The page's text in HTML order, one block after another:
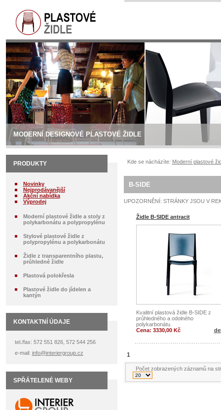
MODERNÍ DESIGNOVÉ PLASTOVÉ ŽIDLE
PRODUKTY
Novinky
Nejprodávanější
Akční nabídka
Výprodej
Moderní plastové židle a stoly z
polykarbonátu a polypropylénu
Stylové plastové židle z
polypropylénu a polykarbonátu
Židle z transparentního plastu,
průhledné židle
Plastová polokřesla
Plastové židle do jídelen a
kantýn
KONTAKTNÍ ÚDAJE
tel./fax: 572 551 826, 572 544 256
e-mail: info@interiergroup.cz
SPŘÁTELENÉ WEBY
Kde se nácházíte: Moderní plastové
B-SIDE
UPOZORNĚNÍ: STRÁNKY JSOU V
Židle B-SIDE antracit
Kvalitní plastová židle B-SIDE z
průhledného a odolného
polykarbonátu.
Cena: 3330,00 Kč
1
Počet zobrazených záznamů na